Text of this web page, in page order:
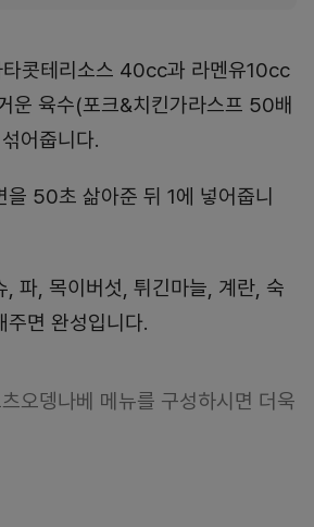
타콧테리소스 40cc과 라멘유10cc
운 육수(포크&치킨가라스프 50배
어줍니다.
을 50초 삶아준 뒤 1에 넣어줍니
, 파, 목이버섯, 튀긴마늘, 계란, 숙
주면 완성입니다.
오뎅나베 메뉴를 구성하시면 더욱